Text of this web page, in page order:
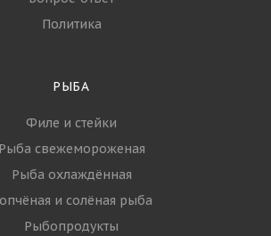
Политика
РЫБА
Филе и стейки
Рыба свежемороженая
Рыба охлаждённая
и солёная рыба
Рыбопродукты